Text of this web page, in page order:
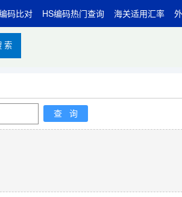
码比对 HS编码热门查询 海关适用汇率
索